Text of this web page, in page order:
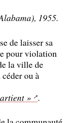
1955.
de laisser sa
pour violation
la ville de
ou à
» .